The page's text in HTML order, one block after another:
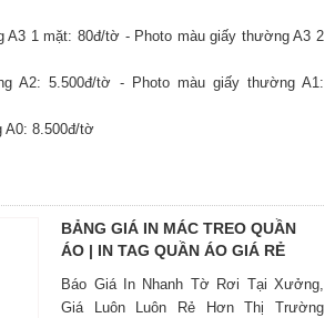
A3 1 mặt: 80đ/tờ - Photo màu giấy thường A3 2
A2: 5.500đ/tờ - Photo màu giấy thường A1:
A0: 8.500đ/tờ
BẢNG GIÁ IN MÁC TREO QUẦN
ÁO | IN TAG QUẦN ÁO GIÁ RẺ
Báo Giá In Nhanh Tờ Rơi Tại Xưởng,
Giá Luôn Luôn Rẻ Hơn Thị Trường